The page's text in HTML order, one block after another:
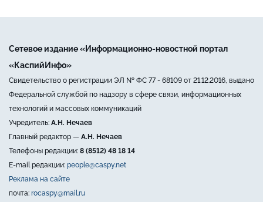
Сетевое издание «Информационно-новостной портал
«КаспийИнфо»
Свидетельство о регистрации ЭЛ № ФС 77 - 68109 от 21.12.2016, выдано
Федеральной службой по надзору в сфере связи, информационных
технологий и массовых коммуникаций
Учредитель: А.Н. Нечаев
Главный редактор — А.Н. Нечаев
Телефоны редакции: 8 (8512) 48 18 14
E-mail редакции: people@caspy.net
Реклама на сайте
почта: rocaspy@mail.ru